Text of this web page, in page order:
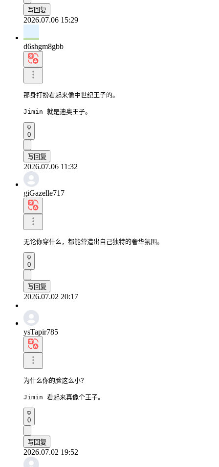
写回复
2026.07.06 15:29
d6shgm8gbb
那身打扮看起来像中世纪王子的。
Jimin 就是迪奥王子。
0
写回复
2026.07.06 11:32
giGazelle717
无论你穿什么，都能营造出自己独特的奢华氛围。
0
写回复
2026.07.02 20:17
ysTapir785
为什么你的脸这么小？
Jimin 看起来真像个王子。
0
写回复
2026.07.02 19:52